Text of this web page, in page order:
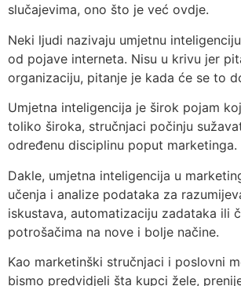
slučajevima, ono što je već ovdje.
Neki ljudi nazivaju umjetnu
od pojave interneta. Nisu u krivu jer
organizaciju, pitanje je kada će se to
Umjetna inteligencija je širok pojam
toliko široka, stručnjaci počinju
određenu disciplinu poput marketinga.
Dakle, umjetna inteligencija u
učenja i analize podataka za
iskustava, automatizaciju zadataka ili
potrošačima na nove i bolje načine.
Kao marketinški stručnjaci i poslovni
bismo predvidjeli šta kupci žele,